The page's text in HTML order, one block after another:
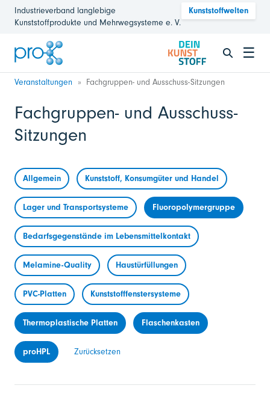
Industrieverband langlebige
Kunststoffprodukte und Mehrwegsysteme e. V.
Kunststoffwelten
☰
Veranstaltungen Fachgruppen- und Ausschuss-Sitzungen
Fachgruppen- und Ausschuss-
Sitzungen
Allgemein Kunststoff, Konsumgüter und Handel
Lager und Transportsysteme Fluoropolymergruppe
Bedarfsgegenstände im Lebensmittelkontakt
Melamine-Quality Haustürfüllungen
PVC-Platten Kunststofffenstersysteme
Thermoplastische Platten Flaschenkasten
proHPL Zurücksetzen